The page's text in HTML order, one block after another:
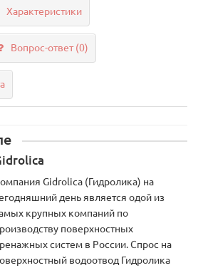
Характеристики
Вопрос-ответ(0)
Gidrolica (Гидролика) на
день является одой из
крупных компаний по
поверхностных
систем в России. Спрос на
водоотвод Гидролика